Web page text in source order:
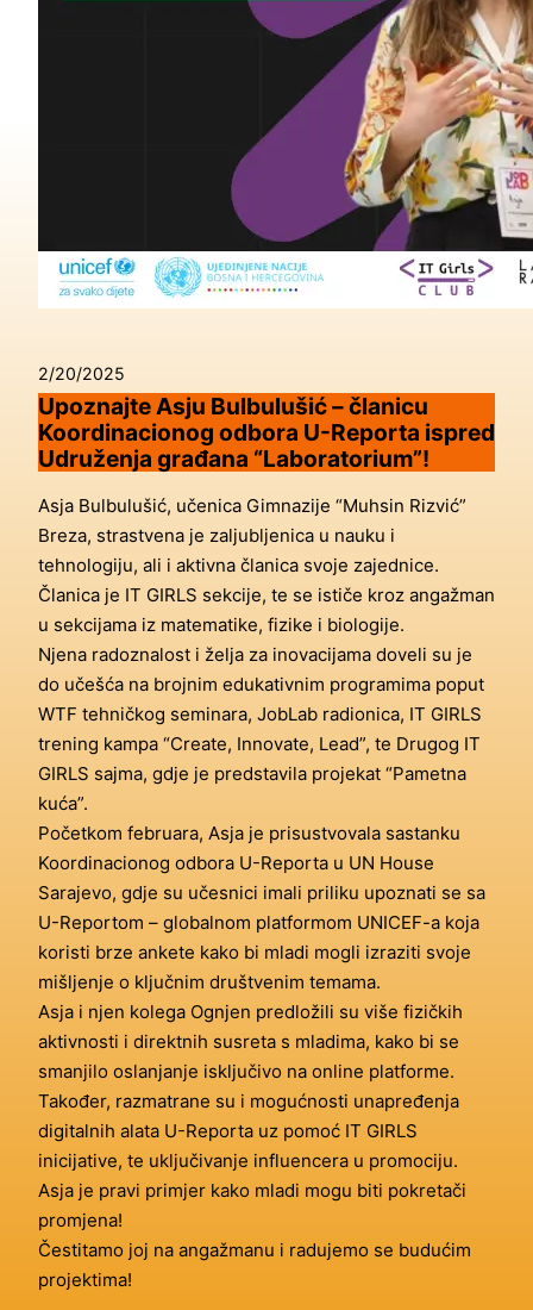
2/20/2025
Upoznajte Asju Bulbulušić – članicu
Koordinacionog odbora U-Reporta ispred
Udruženja građana “Laboratorium”!
Asja Bulbulušić, učenica Gimnazije “Muhsin Rizvić”
Breza, strastvena je zaljubljenica u nauku i
tehnologiju, ali i aktivna članica svoje zajednice.
Članica je IT GIRLS sekcije, te se ističe kroz angažman
u sekcijama iz matematike, fizike i biologije.
Njena radoznalost i želja za inovacijama doveli su je
do učešća na brojnim edukativnim programima poput
WTF tehničkog seminara, JobLab radionica, IT GIRLS
trening kampa “Create, Innovate, Lead”, te Drugog IT
GIRLS sajma, gdje je predstavila projekat “Pametna
kuća”.
Početkom februara, Asja je prisustvovala sastanku
Koordinacionog odbora U-Reporta u UN House
Sarajevo, gdje su učesnici imali priliku upoznati se sa
U-Reportom – globalnom platformom UNICEF-a koja
koristi brze ankete kako bi mladi mogli izraziti svoje
mišljenje o ključnim društvenim temama.
Asja i njen kolega Ognjen predložili su više fizičkih
aktivnosti i direktnih susreta s mladima, kako bi se
smanjilo oslanjanje isključivo na online platforme.
Također, razmatrane su i mogućnosti unapređenja
digitalnih alata U-Reporta uz pomoć IT GIRLS
inicijative, te uključivanje influencera u promociju.
Asja je pravi primjer kako mladi mogu biti pokretači
promjena!
Čestitamo joj na angažmanu i radujemo se budućim
projektima!